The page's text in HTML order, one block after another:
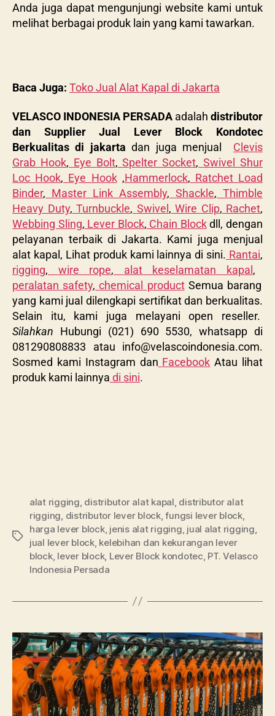
Anda juga dapat mengunjungi website kami untuk
melihat berbagai produk lain yang kami tawarkan.
Baca Juga: Toko Jual Alat Kapal di Jakarta
VELASCO INDONESIA PERSADA adalah distributor
dan Supplier Jual Lever Block Kondotec
Berkualitas di jakartadan juga menjual Clevis
Grab Hook, Eye Bolt, Spelter Socket, Swivel Shur
Loc Hook, Eye Hook,Hammerlock, Ratchet Load
Binder, Master Link Assembly, Shackle, Thimble
Heavy Duty, Turnbuckle, Swivel , Wire Clip, Rachet,
Webbing Sling, Lever Block, Chain Blockdll, dengan
pelayanan terbaik di Jakarta. Kami juga menjual
alat kapal, Lihat produk kami lainnya di sini. Rantai,
rigging, wire rope, alat keselamatan kapal ,
peralatan safety, chemical productSemua barang
yang kami jual dilengkapi sertifikat dan berkualitas.
Selain itu, kami juga melayani open reseller.
Silahkan Hubungi (021) 690 5530, whatsapp di
081290808833 atau info@velascoindonesia.com.
Sosmed kami Instagram dan Facebook Atau lihat
produk kami lainnya di sini.
alat rigging distributor alat kapal distributor alat
rigging distributor lever block,fungsi lever block,
harga lever block, jenis alat rigging jual alat rigging
jual lever block, kelebihan dan kekurangan lever
block, lever block, Lever Block kondotec PT. Velasco
Indonesia Persada